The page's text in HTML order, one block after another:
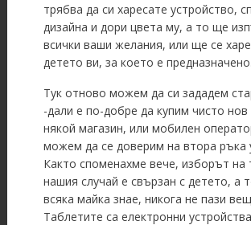
трябва да си харесате устройство,
дизайна и дори цвета му, а то ще
всички ваши желания, или ще се
детето ви, за което е предназначено.
Тук отново можем да си зададем
-дали е по-добре да купим чисто
някой магазин, или мобилен
можем да се доверим на втора ръка
Както споменахме вече, изборът на
нашия случай е свързан с детето, а
всяка майка знае, никога не пази
Таблетите са електронни